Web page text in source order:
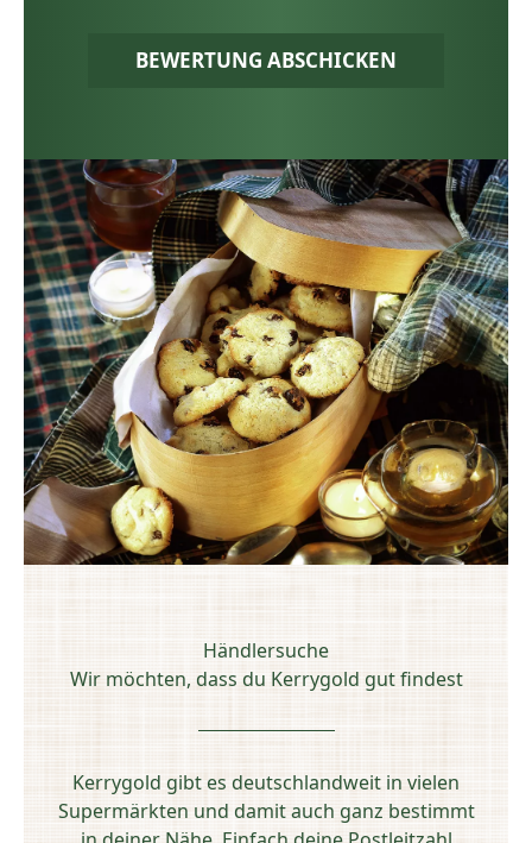
BEWERTUNG ABSCHICKEN
Händlersuche
Wir möchten, dass du Kerrygold gut findest
Kerrygold gibt es deutschlandweit in vielen
Supermärkten und damit auch ganz bestimmt